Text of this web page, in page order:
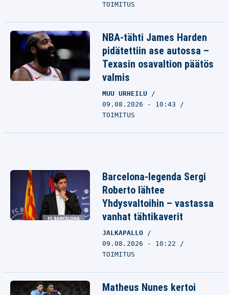
TOIMITUS
NBA-tähti James Harden
pidätettiin ase autossa –
Texasin osavaltion päätös
valmis
MUU URHEILU
09.08.2026 - 10:43
TOIMITUS
Barcelona-legenda Sergi
Roberto lähtee
Yhdysvaltoihin – vastassa
vanhat tähtikaverit
JALKAPALLO
09.08.2026 - 10:22
TOIMITUS
Matheus Nunes kertoi